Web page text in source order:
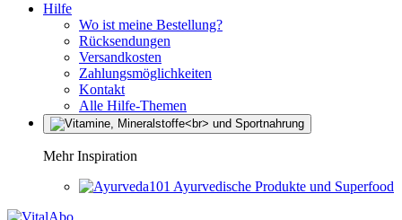
Hilfe
Wo ist meine Bestellung?
Rücksendungen
Versandkosten
Zahlungsmöglichkeiten
Kontakt
Alle Hilfe-Themen
Mehr Inspiration
Ayurvedische Produkte und Superfood